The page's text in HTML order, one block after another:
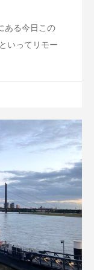
ある今日この
いってリモー